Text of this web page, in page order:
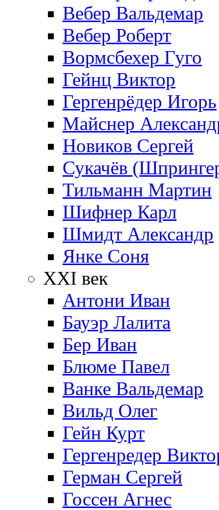
Вебер Вальдемар
Вебер Роберт
Вормсбехер Гуго
Гейнц Виктор
Гергенрёдер Игорь
Майснер
Новиков Сергей
Сукачёв
Тильманн Мартин
Шифнер Карл
Шмидт Александр
Янке Соня
XXI век
Антони Иван
Бауэр Лалита
Бер Иван
Блюме Павел
Ванке Вальдемар
Вильд Олег
Гейн Курт
Гергенредер
Герман Сергей
Госсен Агнес